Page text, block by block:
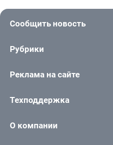
Сообщить новость
Рубрики
Реклама на сайте
Техподдержка
О компании